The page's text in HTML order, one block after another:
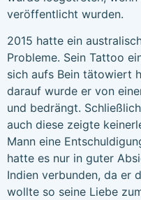
veröffentlicht wurden.
2015 hatte ein
Probleme. Sein Tattoo
sich aufs Bein tätowiert
darauf wurde er von
und bedrängt.
auch diese zeigte
Mann eine
hatte es nur in guter
Indien verbunden, da er
wollte so seine Liebe